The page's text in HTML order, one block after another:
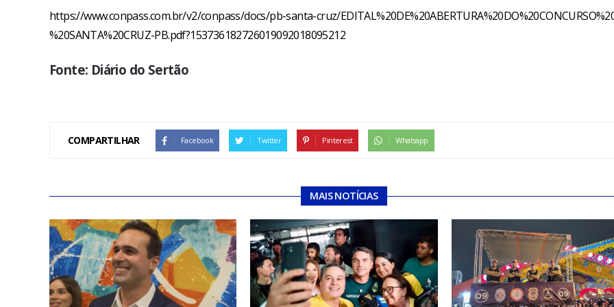
https://www.conpass.com.br/v2/conpass/docs/pb-santa-cruz/
%20SANTA%20CRUZ-PB.pdf?153736182726019092018095212
Fonte: Diário do Sertão
COMPARTILHAR Facebook Twitter Pinterest Whatsapp
MAIS NOTÍCIAS